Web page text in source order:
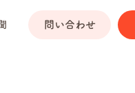
問い合わせ